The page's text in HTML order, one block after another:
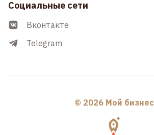
Социальные сети
Вконтакте
Telegram
© 2026 Мой бизнес